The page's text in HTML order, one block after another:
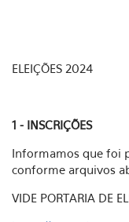
ELEIÇÕES 2024
1 - INSCRIÇÕES
Informamos que foi
conforme arquivos
VIDE PORTARIA DE